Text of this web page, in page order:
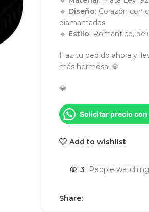
🔹 Diseño: Corazón con
diamantadas
🔹 Estilo: Romántico,
Haz tu pedido ahora y
más hermosa. 💎
💎
Solicitar precio
Add to wishlist
3 People
Share: